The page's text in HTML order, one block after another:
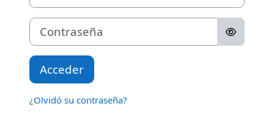
Contraseña
Acceder
¿Olvidó su contraseña?